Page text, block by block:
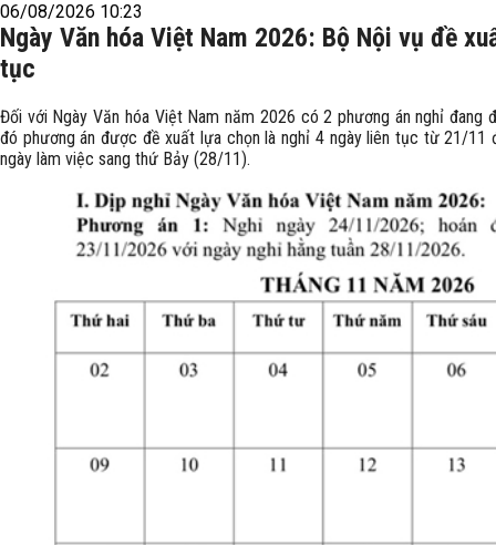
06/08/2026 10:23
Ngày Văn hóa Việt Nam 2026: Bộ Nội vụ đề
tục
Đối với Ngày Văn hóa Việt Nam năm 2026 có 2 phương án nghỉ đang
đó phương án được đề xuất lựa chọn là nghỉ 4 ngày liên tục từ 21/11
ngày làm việc sang thứ Bảy (28/11).